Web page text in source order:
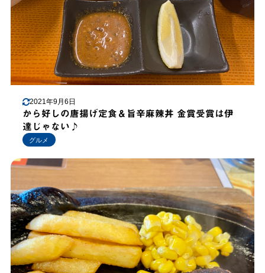
2021年9月6日
から好しの唐揚げ定食＆旨辛麻辣丼 金賞受賞は伊
達じゃない♪
グルメ